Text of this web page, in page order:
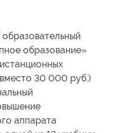
образование»
30 000 руб.)
аппарата